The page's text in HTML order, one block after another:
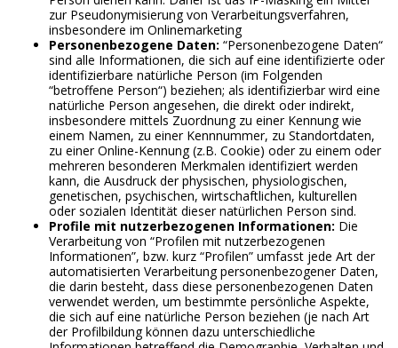
zur Pseudonymisierung von Verarbeitungsverfahren,
insbesondere im Onlinemarketing
Personenbezogene Daten: “Personenbezogene Daten“
sind alle Informationen, die sich auf eine identifizierte oder
identifizierbare natürliche Person (im Folgenden
“betroffene Person“) beziehen; als identifizierbar wird eine
natürliche Person angesehen, die direkt oder indirekt,
insbesondere mittels Zuordnung zu einer Kennung wie
einem Namen, zu einer Kennnummer, zu Standortdaten,
zu einer Online-Kennung (z.B. Cookie) oder zu einem oder
mehreren besonderen Merkmalen identifiziert werden
kann, die Ausdruck der physischen, physiologischen,
genetischen, psychischen, wirtschaftlichen, kulturellen
oder sozialen Identität dieser natürlichen Person sind.
Profile mit nutzerbezogenen Informationen: Die
Verarbeitung von “Profilen mit nutzerbezogenen
Informationen”, bzw. kurz “Profilen” umfasst jede Art der
automatisierten Verarbeitung personenbezogener Daten,
die darin besteht, dass diese personenbezogenen Daten
verwendet werden, um bestimmte persönliche Aspekte,
die sich auf eine natürliche Person beziehen (je nach Art
der Profilbildung können dazu unterschiedliche